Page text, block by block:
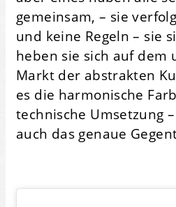
gemeinsam, – sie
und keine Regeln – sie
heben sie sich auf dem
Markt der abstrakten
es die harmonische
technische Umsetzung
auch das genaue